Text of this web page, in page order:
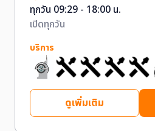
ทุกวัน 09:29 - 18:00 น.
เปิดทุกวัน
บริการ
ดูเพิ่มเติม